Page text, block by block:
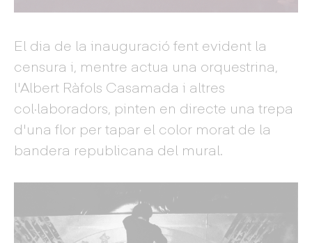
El dia de la inauguració fent evident la
censura i, mentre actua una orquestrina,
l'Albert Ràfols Casamada i altres
col·laboradors, pinten en directe una trepa
d'una flor per tapar el color morat de la
bandera republicana del mural.